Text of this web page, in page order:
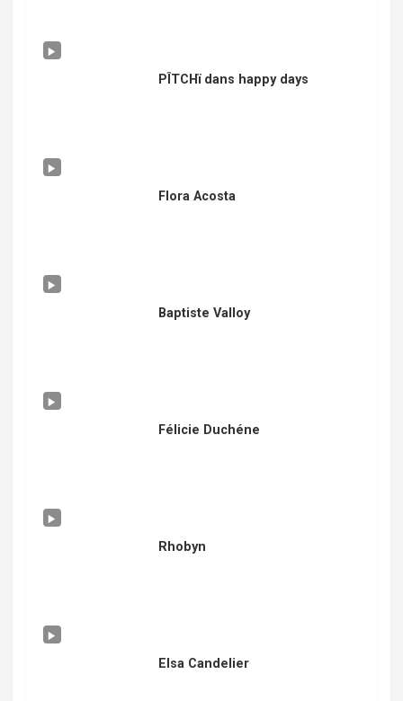
PÎTCHï dans happy days
Flora Acosta
Baptiste Valloy
Félicie Duchéne
Rhobyn
Elsa Candelier